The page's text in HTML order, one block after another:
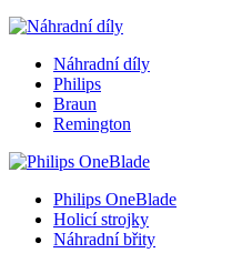
Náhradní díly
Philips
Braun
Remington
Philips OneBlade
Holicí strojky
Náhradní břity